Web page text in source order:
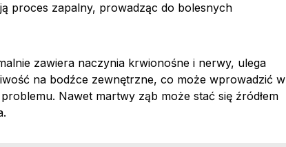
proces zapalny, prowadząc do bolesnych
zawiera naczynia krwionośne i nerwy, ulega
na bodźce zewnętrzne, co może wprowadzić w
Nawet martwy ząb może stać się źródłem